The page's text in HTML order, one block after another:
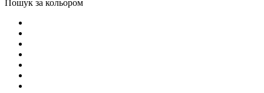
Пошук за кольором